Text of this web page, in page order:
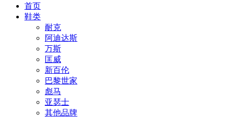
首页
鞋类
耐克
阿迪达斯
万斯
匡威
新百伦
巴黎世家
彪马
亚瑟士
其他品牌